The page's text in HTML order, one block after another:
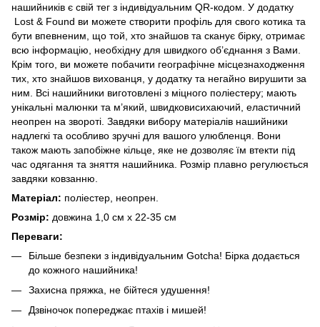
нашийників є свій тег з індивідуальним QR-кодом. У додатку
Lost & Found ви можете створити профіль для свого котика та
бути впевненим, що той, хто знайшов та сканує бірку, отримає
всю інформацію, необхідну для швидкого об’єднання з Вами.
Крім того, ви можете побачити географічне місцезнаходження
тих, хто знайшов вихованця, у додатку та негайно вирушити за
ним. Всі нашийники виготовлені з міцного поліестеру; мають
унікальні малюнки та м’який, швидковисихаючий, еластичний
неопрен на звороті. Завдяки вибору матеріалів нашийники
надлегкі та особливо зручні для вашого улюбленця. Вони
також мають запобіжне кільце, яке не дозволяє їм втекти під
час одягання та зняття нашийника. Розмір плавно регулюється
завдяки ковзанню.
Матеріал: поліестер, неопрен.
Розмір: довжина 1,0 см х 22-35 см
Переваги:
Більше безпеки з індивідуальним Gotcha! Бірка додається
до кожного нашийника!
Захисна пряжка, не бійтеся удушення!
Дзвіночок попереджає птахів і мишей!